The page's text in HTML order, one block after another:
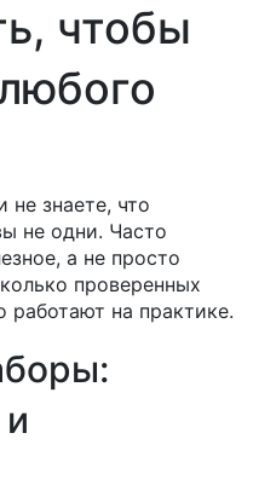
чтобы
не знаете, что
не одни. Часто
а не просто
проверенных
работают на практике.